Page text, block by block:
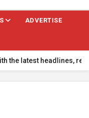
ADVERTISE
latest headlines,